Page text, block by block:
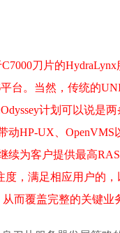
刀片的
平台。当然，传统的
计划可以说是
动HP-UX、
为客户提供最高
，满足相应用户的
而覆盖完整的关键业